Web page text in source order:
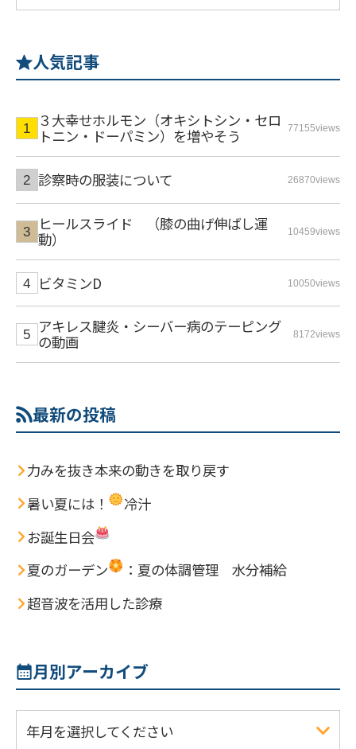
人気記事
３大幸せホルモン（オキシトシン・セロ
トニン・ドーパミン）を増やそう
77155views
診察時の服装について 26870views
ヒールスライド （膝の曲げ伸ばし運
動）
10459views
ビタミンD 10050views
アキレス腱炎・シーバー病のテーピング
の動画
8172views
最新の投稿
力みを抜き本来の動きを取り戻す
暑い夏には！
冷汁
お誕生日会
夏のガーデン
：夏の体調管理 水分補給
超音波を活用した診療
月別アーカイブ
年月を選択してください